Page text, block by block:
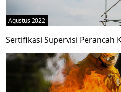
Agustus 2022
Sertifikasi Supervisi Perancah